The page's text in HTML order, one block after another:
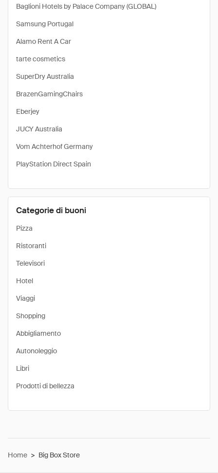
Baglioni Hotels by Palace Company (GLOBAL)
Samsung Portugal
Alamo Rent A Car
tarte cosmetics
SuperDry Australia
BrazenGamingChairs
Eberjey
JUCY Australia
Vom Achterhof Germany
PlayStation Direct Spain
Categorie di buoni
Pizza
Ristoranti
Televisori
Hotel
Viaggi
Shopping
Abbigliamento
Autonoleggio
Libri
Prodotti di bellezza
Home > Big Box Store